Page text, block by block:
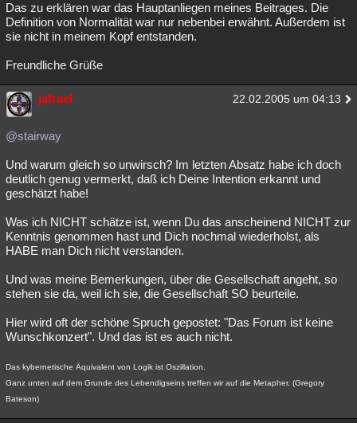
Das zu erklären war das Hauptanliegen meines Beitrages. Die
Definition von Normalität war nur nebenbei erwähnt. Außerdem ist
sie nicht in meinem Kopf entstanden.
Freundliche Grüße
jafrael 22.02.2005 um 04:13
@stairway
Und warum gleich so unwirsch? Im letzten Absatz habe ich doch
deutlich genug vermerkt, daß ich Deine Intention erkannt und
geschätzt habe!
Was ich NICHT schätze ist, wenn Du das anscheinend NICHT zur
Kenntnis genommen hast und Dich nochmal wiederholst, als
HABE man Dich nicht verstanden.
Und was meine Bemerkungen, über die Gesellschaft angeht, so
stehen sie da, weil ich sie, die Gesellschaft SO beurteile.
Hier wird oft der schöne Spruch gepostet: "Das Forum ist keine
Wunschkonzert". Und das ist es auch nicht.
Das kybernetische Äquivalent von Logik ist Oszillation.
Ganz unten auf dem Grunde des Lebendigseins treffen wir auf die Metapher. (Gregory
Bateson)